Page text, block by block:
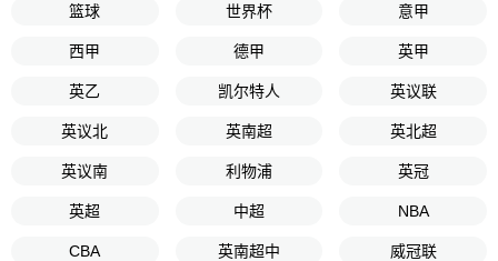
篮球 世界杯 意甲
西甲 德甲 英甲
英乙 凯尔特人 英议联
英议北 英南超 英北超
英议南 利物浦 英冠
英超 中超 NBA
CBA 英南超中 威冠联